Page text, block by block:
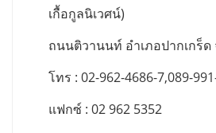
เกื้อกูลนิเวศน์)
ถนนติวานนท์ อำเภอปากเกร็
โทร : 02-962-4686-7,089-
แฟกซ์ : 02 962 5352